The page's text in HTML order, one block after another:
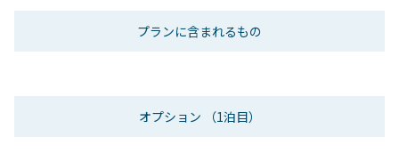
プランに含まれるもの
オプション （1泊目）